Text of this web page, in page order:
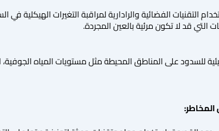
التقنيات الفضائية والرادارية لمراقبة التغيرات الهيكلية
قد لا تكون مرئية بالعين المجردة.
البيئية للسدود على المناطق المحيطة مثل مستويات المياه
المخاطر: